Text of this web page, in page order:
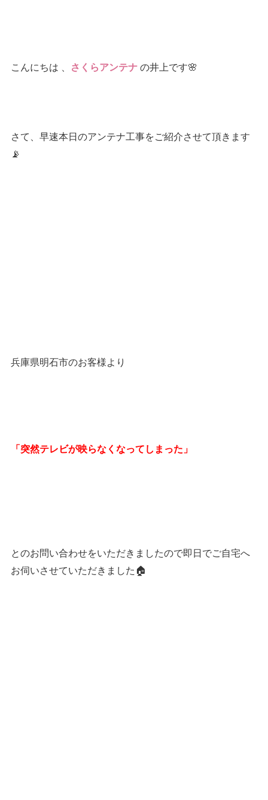
こんにちは 、 さくらアンテナの井上です🌸
さて、早速本日のアンテナ工事をご紹介させて頂きます
📡
兵庫県明石市のお客様より
「突然テレビが映らなくなってしまった」
とのお問い合わせをいただきましたので即日でご自宅へ
お伺いさせていただきました🏠